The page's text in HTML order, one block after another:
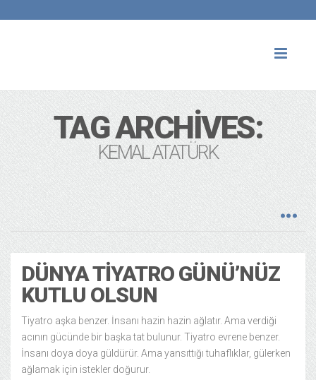
TAG ARCHIVES:
KEMAL ATATÜRK
DÜNYA TIYATRO GÜNÜ’NÜZ
KUTLU OLSUN
Tiyatro aşka benzer. İnsanı hazin hazin ağlatır. Ama verdiği
acının gücünde bir başka tat bulunur. Tiyatro evrene benzer.
İnsanı doya doya güldürür. Ama yansıttığı tuhaflıklar, gülerken
ağlamak için istekler doğurur.